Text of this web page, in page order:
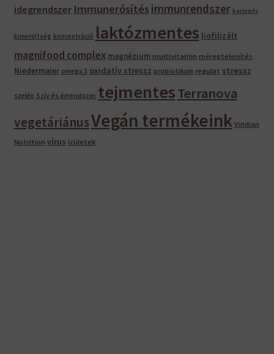
idegrendszer Immunerősítés immunrendszer keringés
kimerültség koncentráció laktózmentes liofilizált
magnifood complex magnézium multivitamin méregtelenítés
Niedermaier omega 3 oxidatív stressz probiotikum regulat stressz
szelén Szív és érrendszer tejmentesTerranova
vegetáriánusVegán termékeink Viridian
Nutrition vírus ízületek